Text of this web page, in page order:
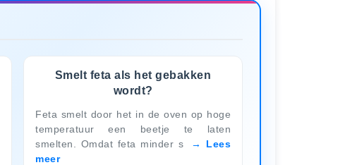
Smelt feta als het gebakken
wordt?
Feta smelt door het in de oven op hoge
temperatuur een beetje te laten
smelten. Omdat feta minder s
Lees
meer